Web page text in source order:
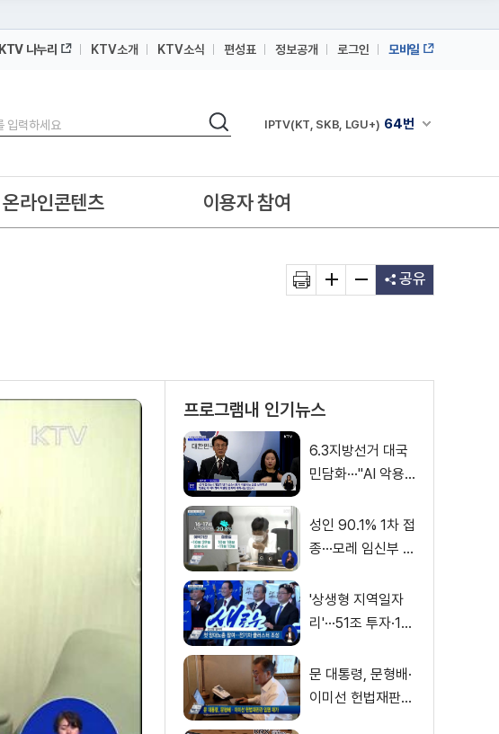
KTV 나누리 KTV소개 KTV소식 편성표 정보공개 로그인 모바일
검색 채널안내 펼쳐
IPTV(KT, SKB, LGU+) 64번
IPTV(KT, SKB, LGU+)
온라인콘텐츠 이용자 참여
공유
프로그램내 인기뉴스
6.3지방선거 대국
민담화···"AI 악용
성인 90.1% 1차 접
종···모레 임신부 사
'상생형 지역일자
리'···51조 투자·13
문 대통령, 문형배·
이미선 헌법재판관